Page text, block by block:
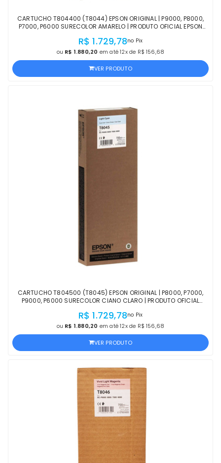
CARTUCHO T804400 (T8044) EPSON ORIGINAL | P9000, P8000,
P7000, P6000 SURECOLOR AMARELO | PRODUTO OFICIAL EPSON
R$ 1.729,78no Pix
ou R$ 1.880,20 em até 12x de R$ 156,68
VER PRODUTO
CARTUCHO T804500 (T8045) EPSON ORIGINAL | P8000, P7000,
P9000, P6000 SURECOLOR CIANO CLARO | PRODUTO OFICIAL
R$ 1.729,78no Pix
ou R$ 1.880,20 em até 12x de R$ 156,68
VER PRODUTO